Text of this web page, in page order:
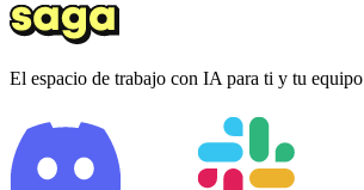
El espacio de trabajo con IA para ti y tu equipo